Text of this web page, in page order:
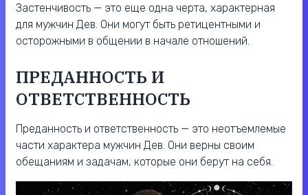
Застенчивость — это еще одна черта, характерная
для мужчин Дев. Они могут быть ретицентными и
осторожными в общении в начале отношений.
ПРЕДАННОСТЬ И
ОТВЕТСТВЕННОСТЬ
Преданность и ответственность — это неотъемлемые
части характера мужчин Дев. Они верны своим
обещаниям и задачам, которые они берут на себя.